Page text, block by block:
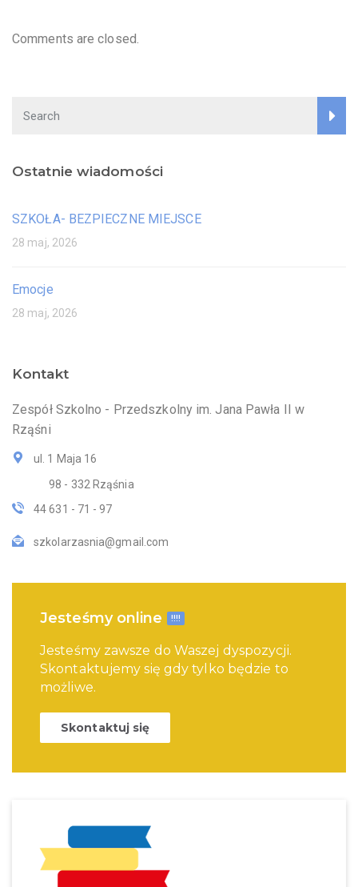
Comments are closed.
Ostatnie wiadomości
SZKOŁA- BEZPIECZNE MIEJSCE
28 maj, 2026
Emocje
28 maj, 2026
Kontakt
Zespół Szkolno - Przedszkolny im. Jana Pawła II w
Rząśni
ul. 1 Maja 16
98 - 332 Rząśnia
44 631 - 71 - 97
szkolarzasnia@gmail.com
Jesteśmy online !!!!
Jesteśmy zawsze do Waszej dyspozycji.
Skontaktujemy się gdy tylko będzie to
możliwe.
Skontaktuj się